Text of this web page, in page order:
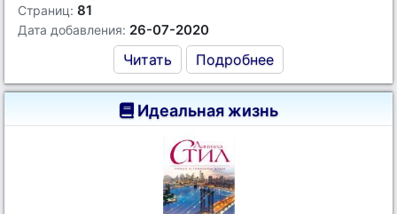
Страниц: 81
Дата добавления: 26-07-2020
Читать Подробнее
Идеальная жизнь